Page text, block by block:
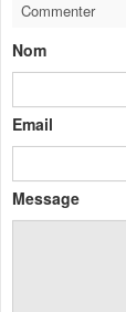
Commenter
Nom
Email
Message